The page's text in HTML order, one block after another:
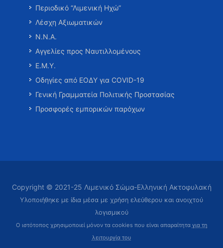
Περιοδικό “Λιμενική Ηχώ”
Λέσχη Αξιωματικών
Ν.Ν.Α.
Αγγελίες προς Ναυτιλλομένους
Ε.Μ.Υ.
Οδηγίες από ΕΟΔΥ για COVID-19
Γενική Γραμματεία Πολιτικής Προστασίας
Προσφορές εμπορικών παρόχων
Copyright © 2021-25 Λιμενικό Σώμα-Ελληνική Ακτοφυλακή
Υλοποιήθηκε με ίδια μέσα με χρήση ελεύθερου και ανοιχτού
λογισμικού
Ο ιστότοπος χρησιμοποιεί μόνον τα cookies που είναι απαραίτητα για τη
λειτουργία του